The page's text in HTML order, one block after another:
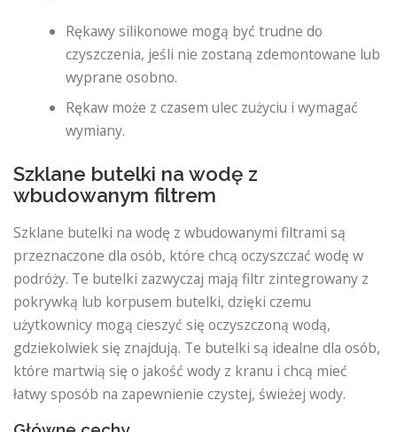
Rękawy silikonowe mogą być trudne do
czyszczenia, jeśli nie zostaną zdemontowane lub
wyprane osobno.
Rękaw może z czasem ulec zużyciu i wymagać
wymiany.
Szklane butelki na wodę z
wbudowanym filtrem
Szklane butelki na wodę z wbudowanymi filtrami są
przeznaczone dla osób, które chcą oczyszczać wodę w
podróży. Te butelki zazwyczaj mają filtr zintegrowany z
pokrywką lub korpusem butelki, dzięki czemu
użytkownicy mogą cieszyć się oczyszczoną wodą,
gdziekolwiek się znajdują. Te butelki są idealne dla osób,
które martwią się o jakość wody z kranu i chcą mieć
łatwy sposób na zapewnienie czystej, świeżej wody.